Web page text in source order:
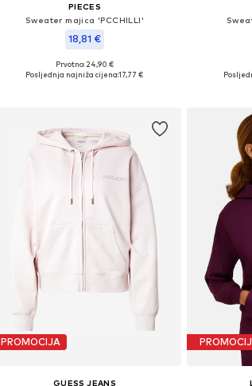
PIECES
Sweater majica 'PCCHILLI'
18,81 €
+ 9
Dostupne veličine: XS, S, M, L, XL
Prvotno: 24,90 €
Posljednja najniža cijena:17,77 €
PROMOCIJA
GUESS JEANS